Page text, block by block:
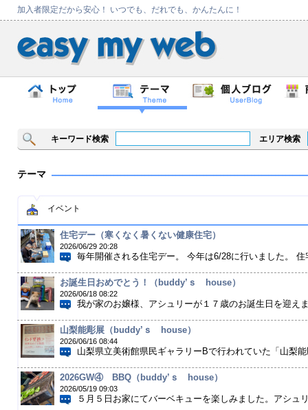
加入者限定だから安心！ いつでも、だれでも、かんたんに！
キーワード検索 エリア検索
テーマ
イベント
住宅デー（寒くなく暑くない健康住宅）
2026/06/29 20:28
毎年開催される住宅デー。 今年は6/28に行いました。
お誕生日おめでとう！（buddy’ｓ house）
2026/06/18 08:22
我が家のお嬢様、アシュリーが１７歳のお誕生日を迎え
山梨能彫展（buddy’ｓ house）
2026/06/16 08:44
山梨県立美術館県民ギャラリーBで行われていた「山梨
2026GW④ BBQ（buddy’ｓ house）
2026/05/19 09:03
５月５日お家にてバーベキューを楽しみました。アシュ